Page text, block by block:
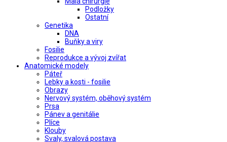
Podložky
Ostatní
Genetika
DNA
Buňky a viry
Fosilie
Reprodukce a vývoj zvířat
Anatomické modely
Páteř
Lebky a kosti - fosilie
Obrazy
Nervový systém, oběhový systém
Prsa
Pánev a genitálie
Plíce
Klouby
Svaly, svalová postava